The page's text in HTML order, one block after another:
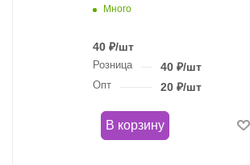
2023/30i/30/Realme C67 4G
Много
40 ₽/шт
Розница 40₽/шт
Опт 20₽/шт
В корзину